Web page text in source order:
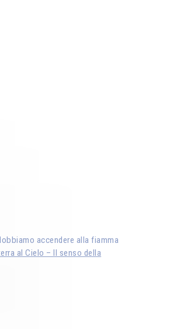
accendere alla fiamma
al Cielo – Il senso della